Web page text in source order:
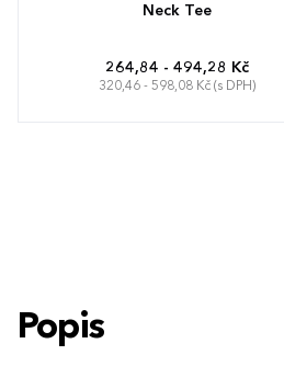
Neck Tee
264,84 - 494,28 Kč
320,46 - 598,08 Kč (s DPH)
Popis